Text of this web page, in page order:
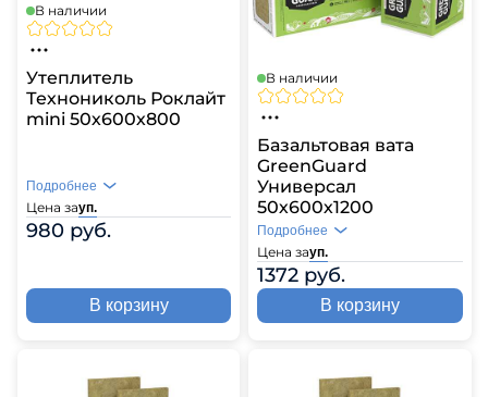
В наличии
Утеплитель
Технониколь Роклайт
mini 50х600х800
Цена зауп.
980 руб.
Подробнее
В корзину
В наличии
Базальтовая вата
GreenGuard
Универсал
50х600х1200
Цена зауп.
1372 руб.
Подробнее
В корзину